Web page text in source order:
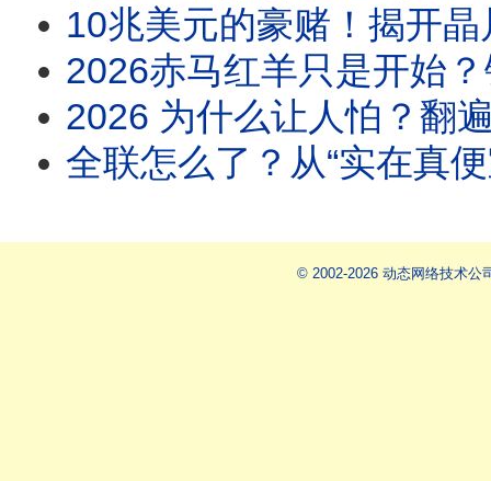
10兆美元的豪赌！揭开晶片战争
2026赤马红羊只是开始？铁冠道人600年前警告
2026 为什么让人怕？翻
全联怎么了？从“实在真便宜”到“
© 2002-2026 动态网络技术公